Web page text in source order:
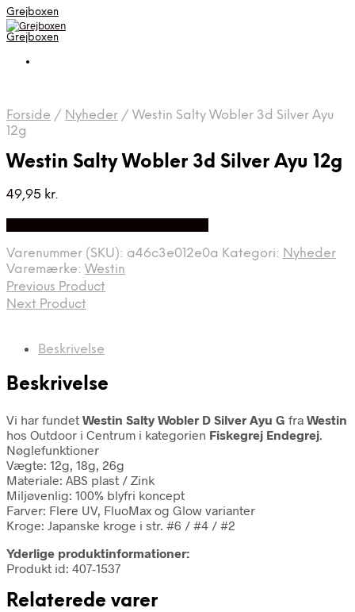
Grejboxen
Grejboxen
Forside / Nyheder / Westin Salty Wobler 3d Silver Ayu
12g
Westin Salty Wobler 3d Silver Ayu 12g
49,95 kr.
Varenummer (SKU): a46c3e012e0a Kategori: Nyheder
Varemærke: Westin
Previous Product
Next Product
Beskrivelse
Beskrivelse
Vi har fundet Westin Salty Wobler D Silver Ayu G fra Westin
hos Outdoor i Centrum i kategorien Fiskegrej Endegrej.
Nøglefunktioner
Vægte: 12g, 18g, 26g
Materiale: ABS plast / Zink
Miljøvenlig: 100% blyfri koncept
Farver: Flere UV, FluoMax og Glow varianter
Kroge: Japanske kroge i str. #6 / #4 / #2
Yderlige produktinformationer:
Produkt id: 407-1537
Relaterede varer